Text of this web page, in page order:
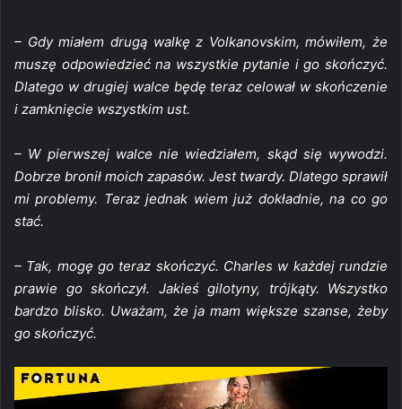
– Gdy miałem drugą walkę z Volkanovskim, mówiłem, że
muszę odpowiedzieć na wszystkie pytanie i go skończyć.
Dlatego w drugiej walce będę teraz celował w skończenie
i zamknięcie wszystkim ust.
– W pierwszej walce nie wiedziałem, skąd się wywodzi.
Dobrze bronił moich zapasów. Jest twardy. Dlatego sprawił
mi problemy. Teraz jednak wiem już dokładnie, na co go
stać.
– Tak, mogę go teraz skończyć. Charles w każdej rundzie
prawie go skończył. Jakieś gilotyny, trójkąty. Wszystko
bardzo blisko. Uważam, że ja mam większe szanse, żeby
go skończyć.